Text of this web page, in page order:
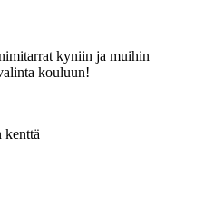
kyniin ja muihin
kouluun!
kenttä